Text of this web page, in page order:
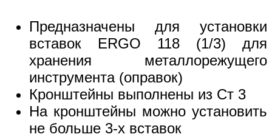
Предназначены для установки
вставок ERGO 118 (1/3) для
хранения металлорежущего
инструмента (оправок)
Кронштейны выполнены из Ст 3
На кронштейны можно установить
не больше 3-х вставок